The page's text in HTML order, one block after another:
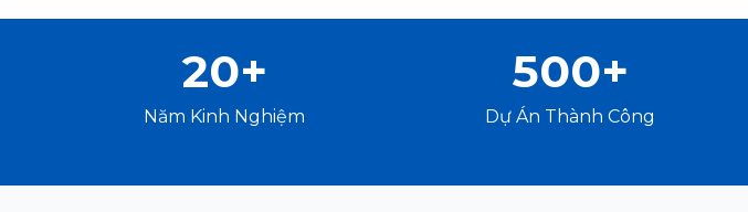
20+
Năm Kinh Nghiệm
500+
Dự Án Thành Công